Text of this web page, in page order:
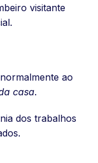
visitante
ao
casa.
dos trabalhos